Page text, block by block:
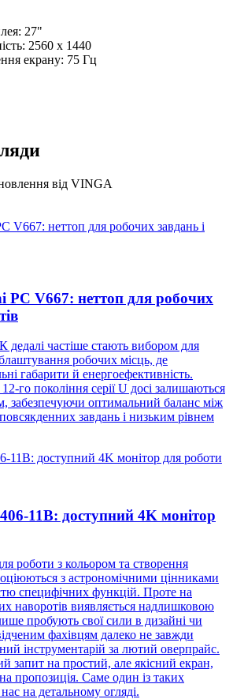
27"
2560 x 1440
екрану: 75 Гц
від VINGA
PC V667: неттоп для робочих
дедалі частіше стають вибором для
робочих місць, де
габарити й енергоефективність.
го покоління серії U досі залишаються
забезпечуючи оптимальний баланс між
завдань і низьким рівнем
11B: доступний 4K монітор
роботи з кольором та створення
з астрономічними цінниками
специфічних функцій. Проте на
наворотів виявляється надлишковою
пробують свої сили в дизайні чи
фахівцям далеко не завжди
інструментарій за лютий оверпрайс.
запит на простий, але якісний екран,
пропозиція. Саме один із таких
на детальному огляді.